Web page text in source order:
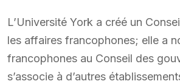
L’Université York a créé un
les affaires francophones; elle a
francophones au Conseil des
s’associe à d’autres